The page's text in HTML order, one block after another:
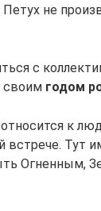
не
с
своим годом
к
Тут
Огненным,